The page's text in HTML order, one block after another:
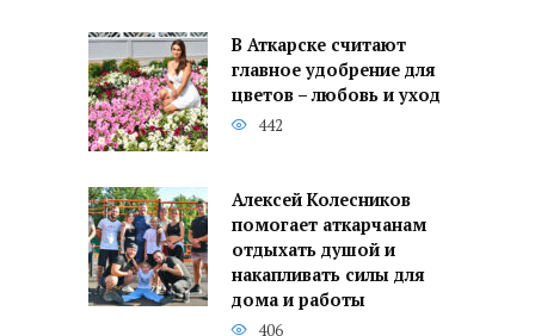
В Аткарске считают
главное удобрение для
цветов – любовь и уход
442
Алексей Колесников
помогает аткарчанам
отдыхать душой и
накапливать силы для
дома и работы
406